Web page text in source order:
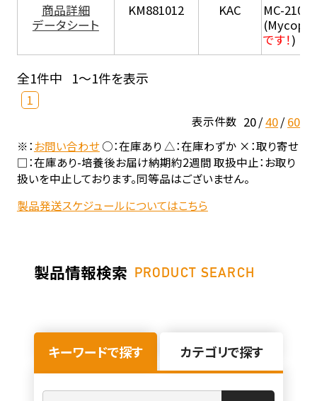
商品詳細
データシート
KM881012 KAC
MC-210 (
です！)
全1件中 1～1件を表示
1
表示件数 20 40 60
※：お問い合わせ○：在庫あり △：在庫わずか ×：取り寄せ
□：在庫あり-培養後お届け納期約2週間 取扱中止：お取り
扱いを中止しております。同等品はございません。
製品発送スケジュールについてはこちら
製品情報検索 PRODUCT SEARCH
キーワードで探す カテゴリで探す